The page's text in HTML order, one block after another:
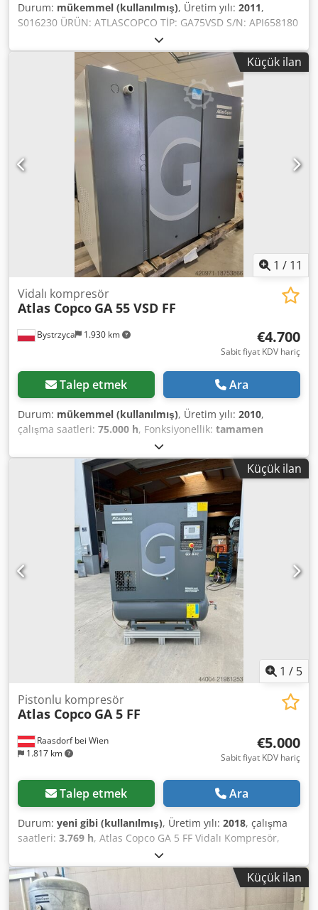
Durum: mükemmel (kullanılmış), Üretim yılı: 2011,
S016230 ÜRÜN: ATLASCOPCO TİP: GA75VSD S/N: API658180
YIL: 2011 GÜÇ (kW): 75 KAPASİTE (m3/dak): 14,68 BASINÇ
(bar): 13 ÇALIŞMA SAATİ (BELGE/GENEL): Cedpfx Apozcnu
Tetoha FREKANS KONVERTÖRÜ: evet ENTEGRE KURUTUCU:
hayır ISI EŞANJÖRÜ: evet SOĞUTMA (HAVA/SU): hava TANK
ÜZERİNDE: hayır BELGE: hayır BAĞLANTI: 2 1/2
YENİ/KULLANILMIŞ: KULLANILMIŞ
Küçük ilan
1 / 11
Bystrzyca 1.930 km
Vidalı kompresör
Atlas Copco GA 55 VSD FF
€4.700
Sabit fiyat KDV hariç
Talep etmek Ara
Durum: mükemmel (kullanılmış), Üretim yılı: 2010,
çalışma saatleri: 75.000 h, Fonksiyonellik: tamamen
, Dahili kurutucu ve frekans invertörlü 55 kW
kompresör. Çok iyi durumda. Servisten sonra. 3 ay garanti.
Codev Rmmmjpfx Aptsha
Küçük ilan
1 / 5
Raasdorf bei Wien
1.817 km
Pistonlu kompresör
Atlas Copco GA 5 FF
€5.000
Sabit fiyat KDV hariç
Talep etmek Ara
Durum: yeni gibi (kullanılmış), Üretim yılı: 2018, çalışma
saatleri: 3.769 h, Atlas Copco GA 5 FF Vidalı Kompresör,
entegre kondenserli kurutucu dahil. Motor & Güç: • Ana
motor nominal gücü: 5,5 kW (7,5 HP) • Motor verimliliği:
Genellikle IE3 (koruma sınıfı IP55) • Voltaj / Frekans: 400 V /
50 Hz (3 faz) • Yol verme türü: Yıldız-Üçgen Basınç ve çıkış
Küçük ilan